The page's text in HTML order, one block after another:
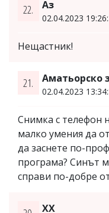
22. Аз
02.04.2023
Нещастник!
21. Аматьорско
02.04.2023
Снимка с телефон
малко умения да
да заснете по-
програма? Синът
справи по-добре
XX